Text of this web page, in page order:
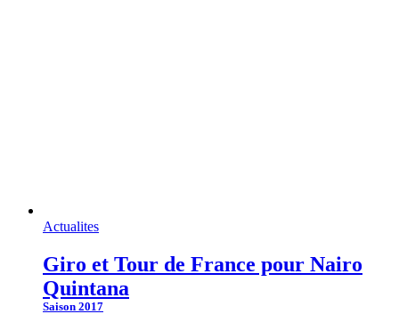
Actualites
Giro et Tour de France pour Nairo
Quintana
Saison 2017